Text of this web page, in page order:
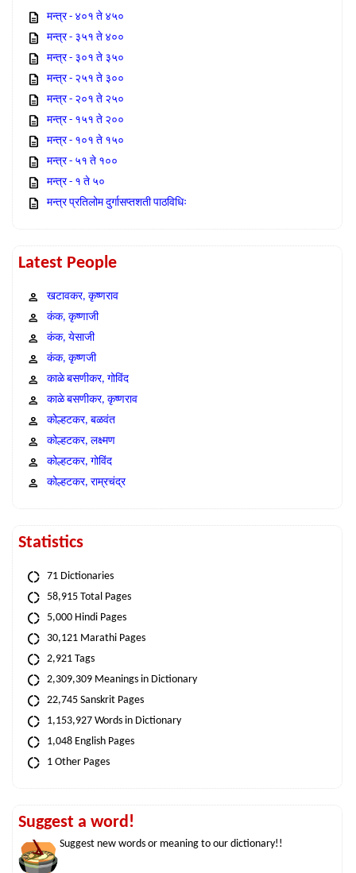
मन्त्र - ४०१ ते ४५०
मन्त्र - ३५१ ते ४००
मन्त्र - ३०१ ते ३५०
मन्त्र - २५१ ते ३००
मन्त्र - २०१ ते २५०
मन्त्र - १५१ ते २००
मन्त्र - १०१ ते १५०
मन्त्र - ५१ ते १००
मन्त्र - १ ते ५०
मन्त्र प्रतिलोम दुर्गासप्तशती पाठविधिः
Latest People
खटावकर, कृष्णराव
कंक, कृष्णाजी
कंक, येसाजी
कंक, कृष्णजी
काळे बसणीकर, गोविंद
काळे बसणीकर, कृष्णराव
कोल्हटकर, बळवंत
कोल्हटकर, लक्ष्मण
कोल्हटकर, गोविंद
कोल्हटकर, राम्रचंद्र
Statistics
71 Dictionaries
58,915 Total Pages
5,000 Hindi Pages
30,121 Marathi Pages
2,921 Tags
2,309,309 Meanings in Dictionary
22,745 Sanskrit Pages
1,153,927 Words in Dictionary
1,048 English Pages
1 Other Pages
Suggest a word!
Suggest new words or meaning to our dictionary!!